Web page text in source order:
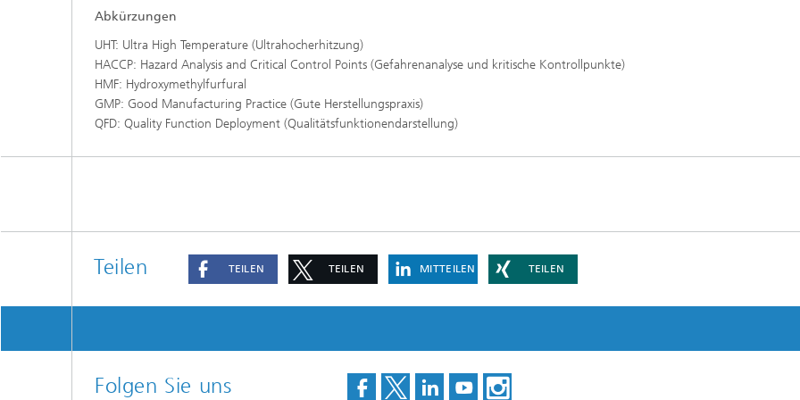
Abkürzungen
UHT: Ultra High Temperature (Ultrahocherhitzung)
HACCP: Hazard Analysis and Critical Control Points (Gefahrenanalyse und kritische Kontrollpunkte)
HMF: Hydroxymethylfurfural
GMP: Good Manufacturing Practice (Gute Herstellungspraxis)
QFD: Quality Function Deployment (Qualitätsfunktionendarstellung)
Teilen TEILEN TEILEN MITTEILEN TEILEN
Folgen Sie uns